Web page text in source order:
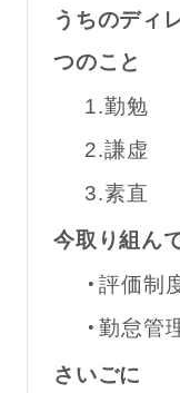
うちのディ
つのこと
1.勤勉
2.謙虚
3.素直
今取り組ん
・評価制
・勤怠管
さいごに